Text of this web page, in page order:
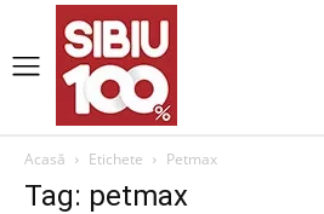
Acasă Etichete Petmax
Tag: petmax